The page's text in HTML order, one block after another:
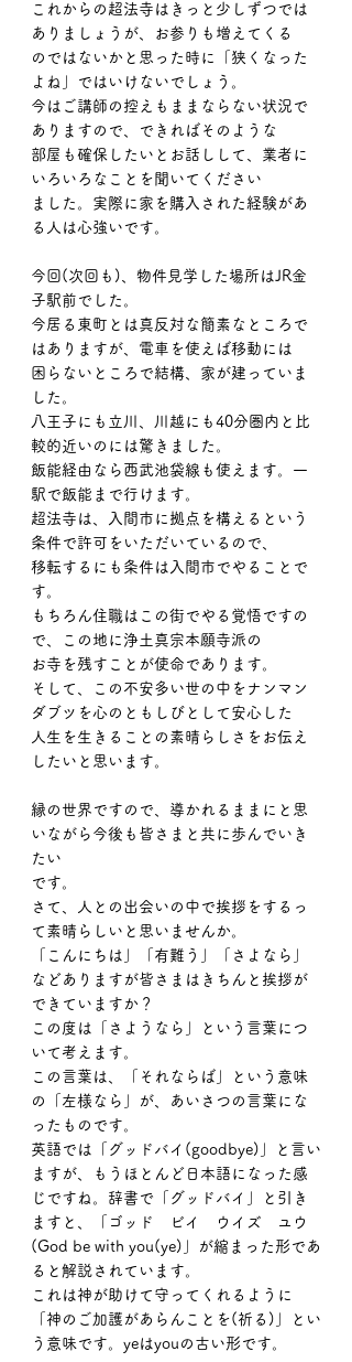
これからの超法寺はきっと少しずつでは
ありましょうが、お参りも増えてくる
のではないかと思った時に「狭くなった
よね」ではいけないでしょう。
今はご講師の控えもままならない状況で
ありますので、できればそのような
部屋も確保したいとお話しして、業者に
いろいろなことを聞いてください
ました。実際に家を購入された経験があ
る人は心強いです。
今回(次回も)、物件見学した場所はJR金
子駅前でした。
今居る東町とは真反対な簡素なところで
はありますが、電車を使えば移動には
困らないところで結構、家が建っていま
した。
八王子にも立川、川越にも40分圏内と比
較的近いのには驚きました。
飯能経由なら西武池袋線も使えます。一
駅で飯能まで行けます。
超法寺は、入間市に拠点を構えるという
条件で許可をいただいているので、
移転するにも条件は入間市でやることで
す。
もちろん住職はこの街でやる覚悟ですの
で、この地に浄土真宗本願寺派の
お寺を残すことが使命であります。
そして、この不安多い世の中をナンマン
ダブツを心のともしびとして安心した
人生を生きることの素晴らしさをお伝え
したいと思います。
縁の世界ですので、導かれるままにと思
いながら今後も皆さまと共に歩んでいき
たい
です。
さて、人との出会いの中で挨拶をするっ
て素晴らしいと思いませんか。
「こんにちは」「有難う」「さよなら」
などありますが皆さまはきちんと挨拶が
できていますか？
この度は「さようなら」という言葉につ
いて考えます。
この言葉は、「それならば」という意味
の「左様なら」が、あいさつの言葉にな
ったものです。
英語では「グッドバイ(goodbye)」と言い
ますが、もうほとんど日本語になった感
じですね。辞書で「グッドバイ」と引き
ますと、「ゴッド　ビイ　ウイズ　ユウ
(God be with you(ye)」が縮まった形であ
ると解説されています。
これは神が助けて守ってくれるように
「神のご加護があらんことを(祈る)」とい
う意味です。yeはyouの古い形です。